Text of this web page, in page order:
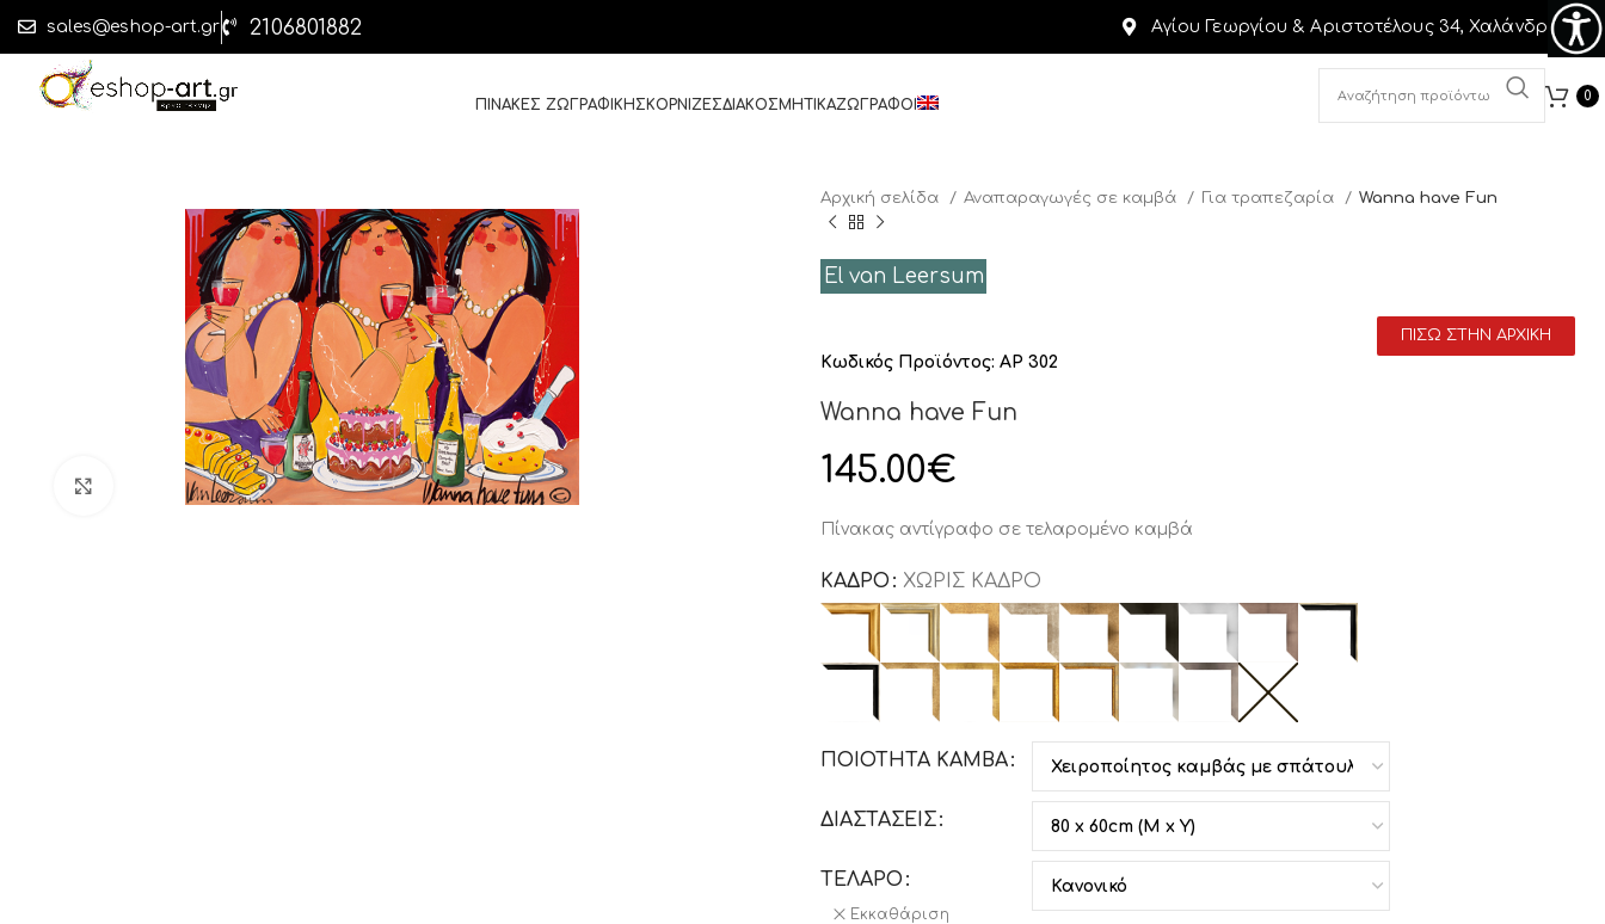
sales@eshop-art.gr 2106801882 Αγίου Γεωργίου & Αριστοτέλους 34, Χαλάνδρι
ΠΙΝΑΚΕΣ ΖΩΓΡΑΦΙΚΗΣΚΟΡΝΙΖΕΣΔΙΑΚΟΣΜΗΤΙΚΑΖΩΓΡΑΦΟΙ
0
Click to enlarge
Αρχική σελίδα Αναπαραγωγές σε καμβά Για τραπεζαρία Wanna have Fun
El van Leersum
ΠΙΣΩ ΣΤΗΝ ΑΡΧΙΚΗ
Κωδικός Προϊόντος: AP 302
Wanna have Fun
145.00€
Πίνακας αντίγραφο σε τελαρομένο καμβά
ΚΑΔΡΟ ΧΩΡΙΣ ΚΑΔΡΟ
ΠΟΙΟΤΗΤΑ ΚΑΜΒΑ
ΔΙΑΣΤΑΣΕΙΣ
ΤΕΛΑΡΟ
Εκκαθάριση